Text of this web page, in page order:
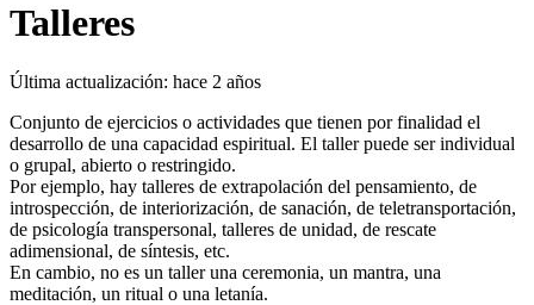
Talleres
Última actualización: hace 2 años
Conjunto de ejercicios o actividades que tienen por finalidad el
desarrollo de una capacidad espiritual. El taller puede ser individual
o grupal, abierto o restringido.
Por ejemplo, hay talleres de extrapolación del pensamiento, de
introspección, de interiorización, de sanación, de teletransportación,
de psicología transpersonal, talleres de unidad, de rescate
adimensional, de síntesis, etc.
En cambio, no es un taller una ceremonia, un mantra, una
meditación, un ritual o una letanía.